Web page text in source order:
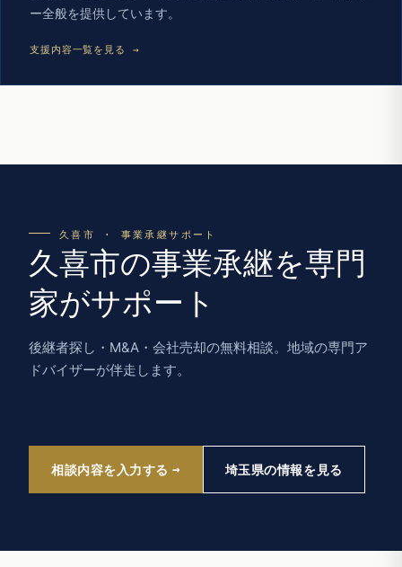
ー全般を提供しています。
支援内容一覧を見る →
久喜市 · 事業承継サポート
久喜市の事業承継を専門
家がサポート
後継者探し・M&A・会社売却の無料相談。地域の専門ア
ドバイザーが伴走します。
相談内容を入力する 埼玉県の情報を見る